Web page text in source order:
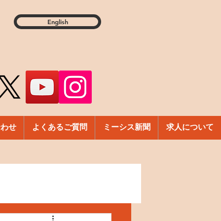
English
せ よくあるご質問 ミーシス新聞 求人について